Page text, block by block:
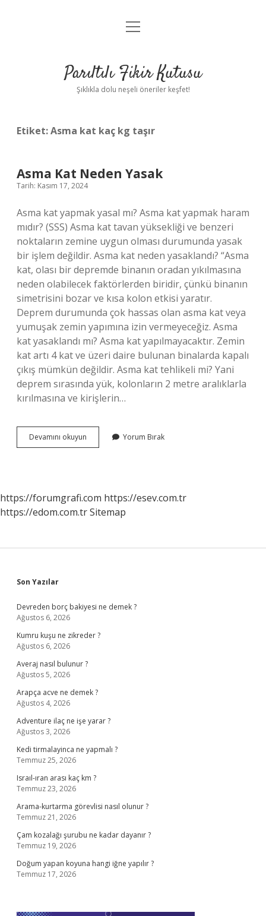
Anasayfa
Yasal Uyarı
menüyü
Parıltılı Fikir Kutusu
Şıklıkla dolu neşeli öneriler keşfet!
Etiket:Asma kat kaç kg taşır
Asma Kat Neden Yasak
Tarih: Kasım 17, 2024
Asma kat yapmak yasal mı? Asma kat yapmak haram
mıdır? (SSS) Asma kat tavan yüksekliği ve benzeri
noktaların zemine uygun olması durumunda yasak
bir işlem değildir. Asma kat neden yasaklandı? “Asma
kat, olası bir depremde binanın oradan yıkılmasına
neden olabilecek faktörlerden biridir, çünkü binanın
simetrisini bozar ve kısa kolon etkisi yaratır.
Deprem durumunda çok hassas olan asma kat veya
yumuşak zemin yapımına izin vermeyeceğiz. Asma
kat yasaklandı mı? Asma kat yapılmayacaktır. Zemin
kat artı 4 kat ve üzeri daire bulunan binalarda kapalı
çıkış mümkün değildir. Asma kat tehlikeli mi? Yani
deprem sırasında yük, kolonların 2 metre aralıklarla
kırılmasına ve kirişlerin…
Devamını okuyun
Kat
Yorum Bırak
https://forumgrafi.com https://esev.com.tr
https://edom.com.trSitemap
Sidebar
Son Yazılar
Devreden borç bakiyesi ne demek ?
Ağustos 6, 2026
Kumru kuşu ne zikreder ?
Ağustos 6, 2026
Averaj nasıl bulunur ?
Ağustos 5, 2026
Arapça acve ne demek ?
Ağustos 4, 2026
Adventure ilaç ne işe yarar ?
Ağustos 3, 2026
Kedi tirmalayinca ne yapmalı ?
Temmuz 25, 2026
Israıl-ıran arası kaç km ?
Temmuz 23, 2026
Arama-kurtarma görevlisi nasıl olunur ?
Temmuz 21, 2026
Çam kozalağı şurubu ne kadar dayanır ?
Temmuz 19, 2026
Doğum yapan koyuna hangi iğne yapılır ?
Temmuz 17, 2026